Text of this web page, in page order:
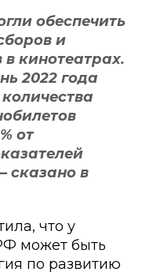
обеспечить
и
кинотеатрах.
2022 года
от
сказано в
что у
может быть
по развитию